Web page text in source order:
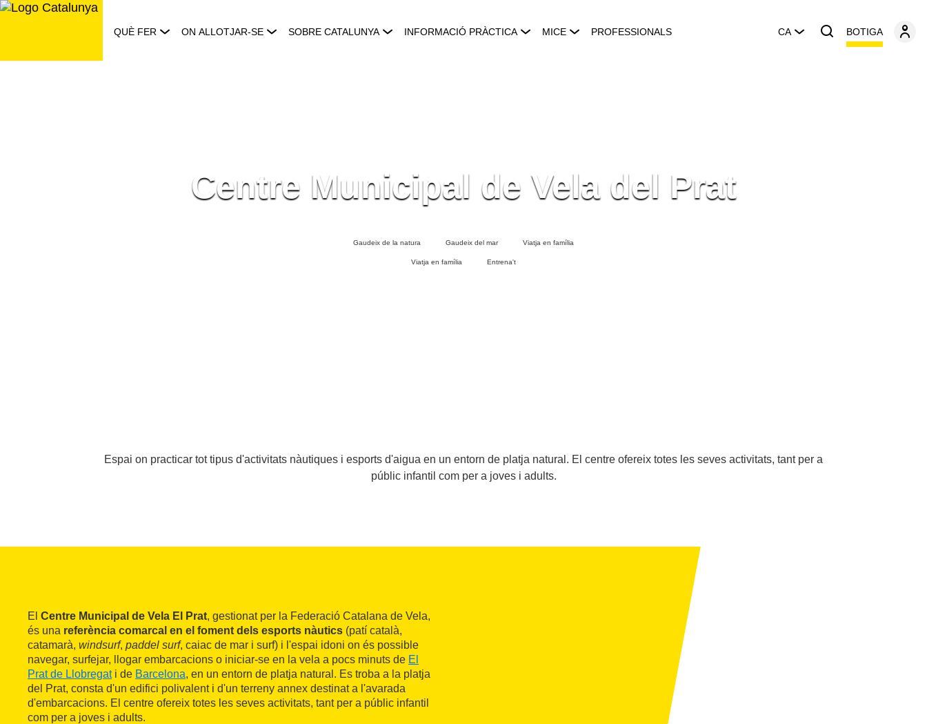
Saltar
QUÈ FER ON ALLOTJAR-SE SOBRE CATALUNYA INFORMACIÓ PRÀCTICA MICE PROFESSIONALS CA BOTIGA
Centre Municipal de Vela del Prat
Gaudeix de la natura Gaudeix del mar Viatja en família
Viatja en família Entrena't
Espai on practicar tot tipus d'activitats nàutiques i esports d'aigua en un entorn de platja natural. El centre ofereix totes les seves activitats, tant per a
públic infantil com per a joves i adults.
El Centre Municipal de Vela El Prat, gestionat per la Federació Catalana de Vela,
és una referència comarcal en el foment dels esports nàutics (patí català,
catamarà, windsurf, paddel surf, caiac de mar i surf) i l'espai idoni on és possible
navegar, surfejar, llogar embarcacions o iniciar-se en la vela a pocs minuts de El
Prat de Llobregati de Barcelona, en un entorn de platja natural. Es troba a la platja
del Prat, consta d'un edifici polivalent i d'un terreny annex destinat a l'avarada
d'embarcacions. El centre ofereix totes les seves activitats, tant per a públic infantil
com per a joves i adults.